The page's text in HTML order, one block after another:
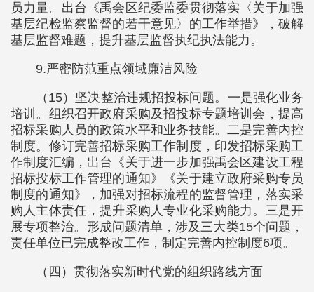
员力量。出台《禹会区纪委监委贯彻落实〈关于加强
基层纪检监察监督的若干意见〉的工作举措》，破解
基层监督难题，提升基层监督执纪执法能力。
9.严密防范重点领域廉洁风险
（15）坚决整治违规招投标问题。一是强化业务
培训。组织召开政府采购及招投标专题培训会，提高
招标采购人员的政策水平和业务技能。二是完善内控
制度。修订完善招标采购工作制度，印发招标采购工
作制度汇编，出台《关于进一步加强禹会区建设工程
招标投标工作管理的通知》《关于建立政府采购专员
制度的通知》，加强对招标流程的监督管理，落实采
购人主体责任，提升采购人专业化采购能力。三是开
展专项整治。形成问题清单，涉及三大类15个问题，
责任单位已完成整改工作，制定完善内控制度6项。
（四）贯彻落实新时代党的组织路线方面